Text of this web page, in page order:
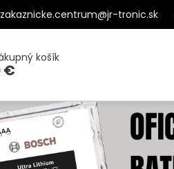
tronic.sk
košík
€